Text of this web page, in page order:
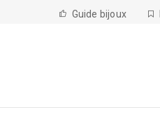
Guide bijoux